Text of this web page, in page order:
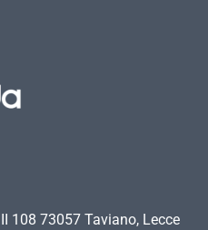
108 73057 Taviano, Lecce